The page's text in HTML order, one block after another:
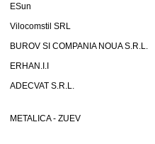
ESun
Vilocomstil SRL
BUROV SI COMPANIA NOUA S.R.L.
ERHAN.I.I
ADECVAT S.R.L.
METALICA - ZUEV